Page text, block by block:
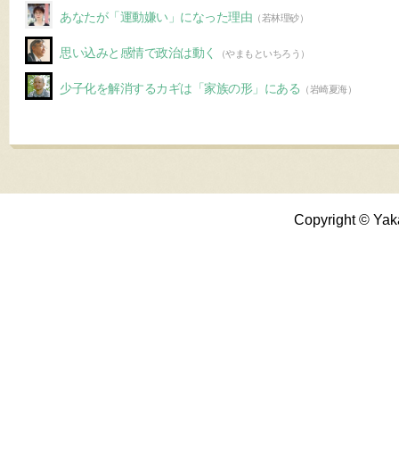
あなたが「運動嫌い」になった理由 （若林理砂）
思い込みと感情で政治は動く （やまもといちろう）
少子化を解消するカギは「家族の形」にある （岩崎夏海）
Copyright ©